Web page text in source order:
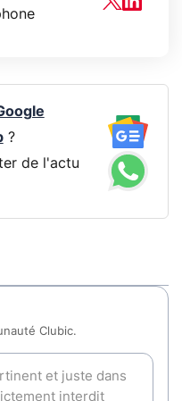
?
de l'actu
Clubic.